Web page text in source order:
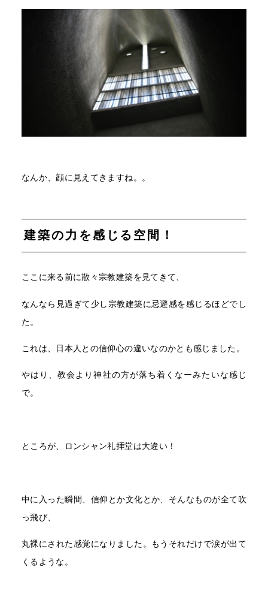
なんか、顔に見えてきますね。。
建築の力を感じる空間！
ここに来る前に散々宗教建築を見てきて、
なんなら見過ぎて少し宗教建築に忌避感を感じるほどでし
た。
これは、日本人との信仰心の違いなのかとも感じました。
やはり、教会より神社の方が落ち着くなーみたいな感じ
で。
ところが、ロンシャン礼拝堂は大違い！
中に入った瞬間、信仰とか文化とか、そんなものが全て吹
っ飛び、
丸裸にされた感覚になりました。もうそれだけで涙が出て
くるような。